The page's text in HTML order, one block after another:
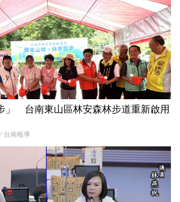
」 台南東山區林安森林步道重新啟用
台南報導